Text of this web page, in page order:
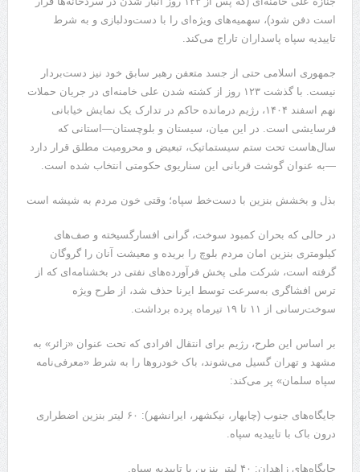
است دفن شود)، سهمیه‌های ویژه‌ای را با دست‌ودلبازی و به شرط
تاییدیه سپاه پاسداران تاراج می‌کند.
​جمهوری اسلامی حتی از جسد متعفن رهبر سابق خود نیز دست‌بردار
نیست. با گذشت ۱۲۳ روز از کشته شدن علی خامنه‌ای در جریان حملات
نهم اسفند ۱۴۰۴، رژیم درمانده حاکم در تدارک یک نمایش خیابانی
فرسایشی است. در این میان، سیستان و بلوچستان—استانی که
سال‌هاست تحت ستم سیستماتیک، تبعیض و محرومیت مطلق قرار دارد
—به عنوان گوشت قربانی این سناریوی حکومتی انتخاب شده است.
​بذل و بخشش بنزین با دست‌خط سپاه؛ وقتی خون مردم به شیشه است
​در حالی که بحران کمبود سوخت، گرانی افسارگسیخته و صف‌های
کیلومتری بنزین امان مردم بلوچ را بریده و معیشت آنان را گروگان
گرفته است، شرکت ملی پخش فرآورده‌های نفتی در بخشنامه‌ای که از
ترس افشاگری به‌سرعت توسط ایرنا حذف شد، از طرح ویژه
سوخت‌رسانی از ۱۱ تا ۱۹ تیرماه پرده برداشت.
​بر اساس این طرح، رژیم برای انتقال افرادی که تحت عنوان «زائر» به
مشهد و تهران گسیل می‌شوند، باک خودروها را به شرط «معرفی‌نامه
سپاه سلمان» پر می‌کند:
​جایگاه‌های جنوب (چابهار، نیکشهر، ایرانشهر): ۶۰ لیتر بنزین اضطراری
درون باک با تاییدیه سپاه.
​جایگاه‌های زاهدان: ۴۰ لیتر بنزین با تاییدیه سپاه.